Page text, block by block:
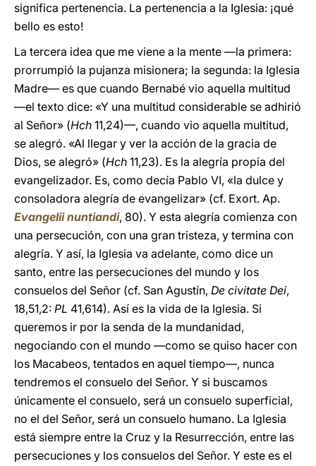
significa pertenencia. La pertenencia a la Iglesia: ¡qué
bello es esto!
La tercera idea que me viene a la mente —la primera:
prorrumpió la pujanza misionera; la segunda: la Iglesia
Madre— es que cuando Bernabé vio aquella multitud
—el texto dice: «Y una multitud considerable se adhirió
al Señor» (Hch 11,24)—, cuando vio aquella multitud,
se alegró. «Al llegar y ver la acción de la gracia de
Dios, se alegró» (Hch 11,23). Es la alegría propia del
evangelizador. Es, como decía Pablo VI, «la dulce y
consoladora alegría de evangelizar» (cf. Exort. Ap.
Evangelii nuntiandi, 80). Y esta alegría comienza con
una persecución, con una gran tristeza, y termina con
alegría. Y así, la Iglesia va adelante, como dice un
santo, entre las persecuciones del mundo y los
consuelos del Señor (cf. San Agustín, De civitate Dei,
18,51,2: PL 41,614). Así es la vida de la Iglesia. Si
queremos ir por la senda de la mundanidad,
negociando con el mundo —como se quiso hacer con
los Macabeos, tentados en aquel tiempo—, nunca
tendremos el consuelo del Señor. Y si buscamos
únicamente el consuelo, será un consuelo superficial,
no el del Señor, será un consuelo humano. La Iglesia
está siempre entre la Cruz y la Resurrección, entre las
persecuciones y los consuelos del Señor. Y este es el